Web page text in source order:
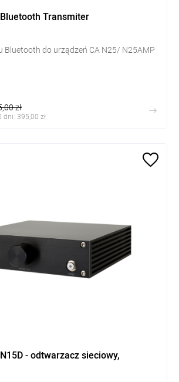
Transmiter
Bluetooth do urządzeń CA N25/ N25AMP
zł
dni: 395,00 zł
- odtwarzacz sieciowy,